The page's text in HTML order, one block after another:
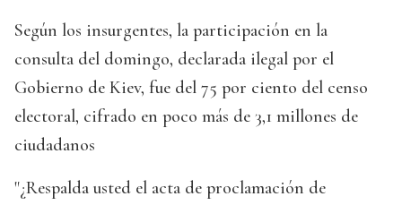
Según los insurgentes, la participación en la
consulta del domingo, declarada ilegal por el
Gobierno de Kiev, fue del 75 por ciento del censo
electoral, cifrado en poco más de 3,1 millones de
ciudadanos
"¿Respalda usted el acta de proclamación de